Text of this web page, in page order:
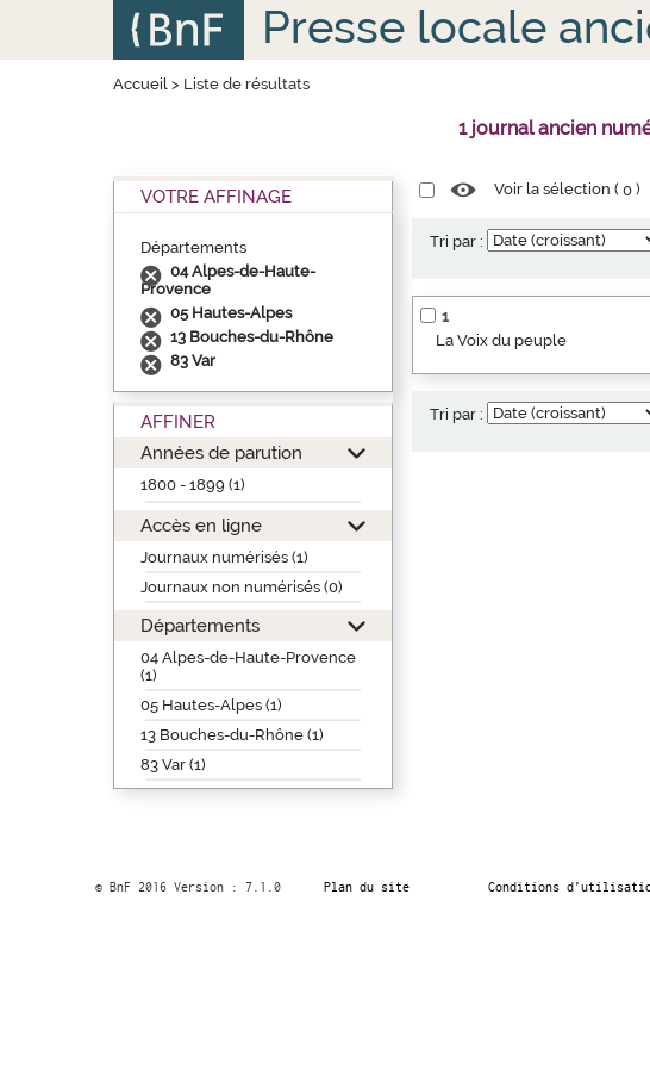
Presse locale
Accueil> Liste de résultats
1 journal ancien
VOTRE AFFINAGE
Départements
04 Alpes-de-Haute-
Provence
05 Hautes-Alpes
13 Bouches-du-Rhône
83 Var
AFFINER
Années de parution
1800 - 1899 (1)
Accès en ligne
Journaux numérisés (1)
Journaux non numérisés (0)
Départements
04 Alpes-de-Haute-Provence
(1)
05 Hautes-Alpes (1)
13 Bouches-du-Rhône (1)
83 Var (1)
Voir la sélection (0 )
Tri par :
1
La Voix du peuple
Tri par :
© BnF 2016 Version : 7.1.0 Plan du site Conditions
Panneau de gestion des cookies